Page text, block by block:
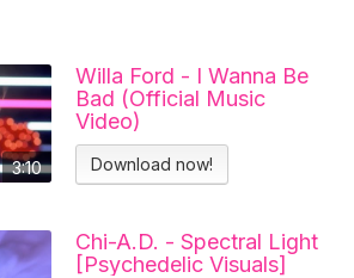
3:10
Willa Ford - I Wanna Be
Bad (Official Music
Video)
Download now!
Chi-A.D. - Spectral Light
[Psychedelic Visuals]